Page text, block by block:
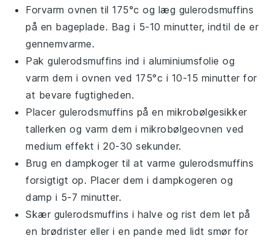
Forvarm ovnen til 175°c og læg gulerodsmuffins
på en bageplade. Bag i 5-10 minutter, indtil de er
gennemvarme.
Pakgulerodsmuffins ind i aluminiumsfolie og
varm dem i ovnen ved 175°c i 10-15 minutter for
at bevare fugtigheden.
Placer gulerodsmuffins på en mikrobølgesikker
tallerken og varm dem i mikrobølgeovnen ved
medium effekt i 20-30 sekunder.
Brug en dampkoger til at varme gulerodsmuffins
forsigtigt op. Placer dem i dampkogeren og
damp i 5-7 minutter.
Skær gulerodsmuffins i halve og rist dem let på
en brødrister eller i en pande med lidtsmør for